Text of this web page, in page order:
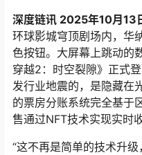
深度链讯 2025年10月13
环球影城穹顶剧场内，华
色按钮。大屏幕上跳动
穿越2：时空裂隙》正式
发行业地震的，是隐藏在
的票房分账系统完全基于
售通过NFT技术实现实时
“这不再是简单的技术升